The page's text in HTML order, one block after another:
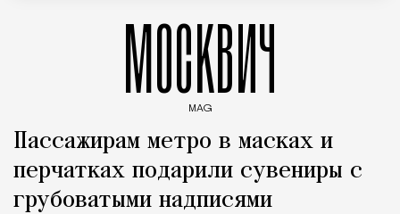
МОСКВИЧ
MAG
Пассажирам метро в масках и
перчатках подарили сувениры с
грубоватыми надписями